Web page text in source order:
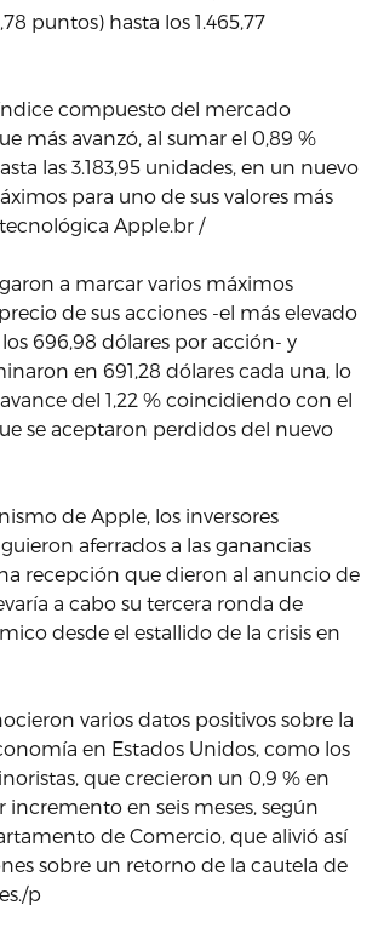
puntos) hasta los 1.465,77
compuesto del mercado
más avanzó, al sumar el 0,89 %
las 3.183,95 unidades, en un nuevo
para uno de sus valores más
Apple.br /
a marcar varios máximos
de sus acciones -el más elevado
696,98 dólares por acción- y
en 691,28 dólares cada una, lo
del 1,22 % coincidiendo con el
se aceptaron perdidos del nuevo
de Apple, los inversores
aferrados a las ganancias
recepción que dieron al anuncio de
a cabo su tercera ronda de
desde el estallido de la crisis en
varios datos positivos sobre la
en Estados Unidos, como los
que crecieron un 0,9 % en
incremento en seis meses, según
de Comercio, que alivió así
sobre un retorno de la cautela de
p